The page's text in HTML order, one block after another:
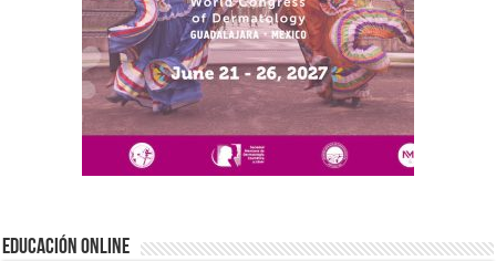
EDUCACIÓN ONLINE